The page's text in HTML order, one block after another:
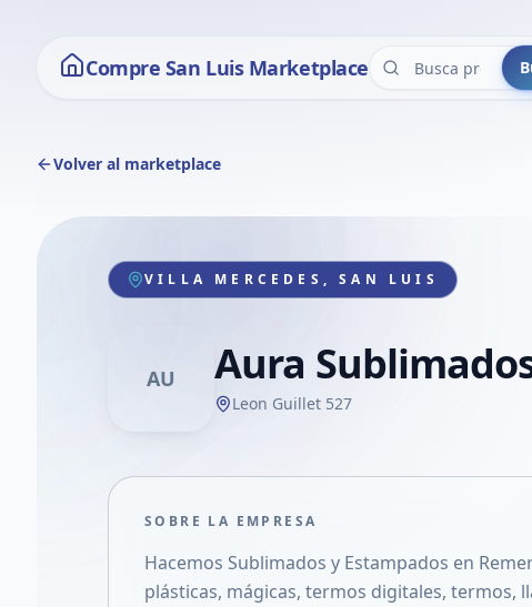
Compre San Luis Marketplace
Volver al marketplace
VILLA MERCEDES, SAN LUIS
AU Aura
Leon Guillet 527
SOBRE LA EMPRESA
Hacemos Sublimados y Estampados en
plásticas, mágicas, termos digitales, termos,